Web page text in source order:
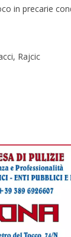
in precarie
Rajcic